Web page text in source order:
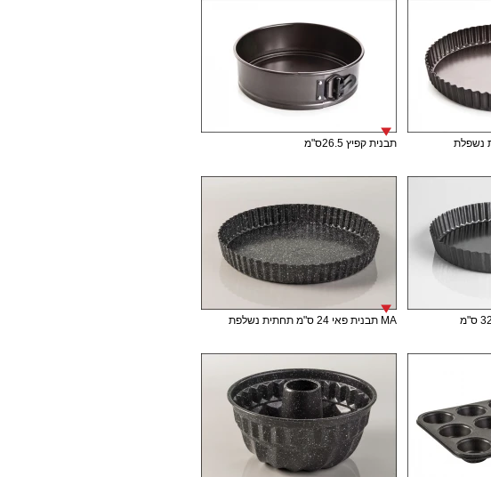
תבנית קפיץ 26.5ס"מ
MA תבנית פאי 24 ס"מ תחתית נשלפת